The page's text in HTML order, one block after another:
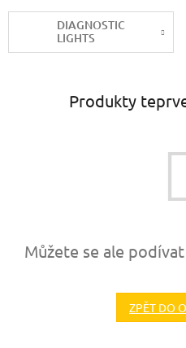
DIAGNOSTIC
LIGHTS
Produkty
Můžete se ale
ZPĚT DO